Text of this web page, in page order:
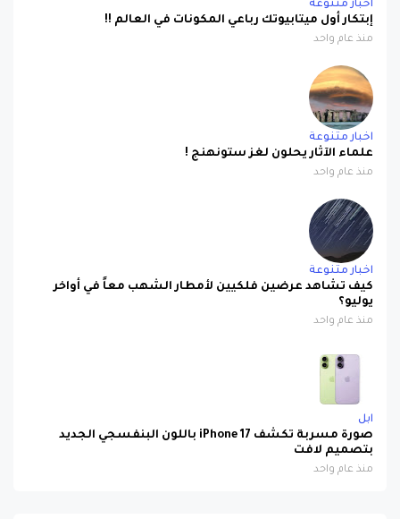
منذ عام واحد
اخبار متنوعة
علماء الآثار يحلون لغز ستونهنج !
منذ عام واحد
اخبار متنوعة
كيف تشاهد عرضين فلكيين لأمطار الشهب معاً في أواخر
يوليو؟
منذ عام واحد
بتصميم لافت
منذ عام واحد